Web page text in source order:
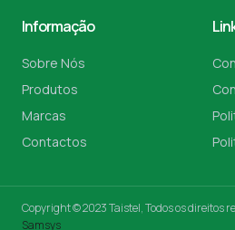
Informação
Sobre Nós
Produtos
Marcas
Contactos
Copyright © 2023 Taistel, Todos os direitos
Samsys